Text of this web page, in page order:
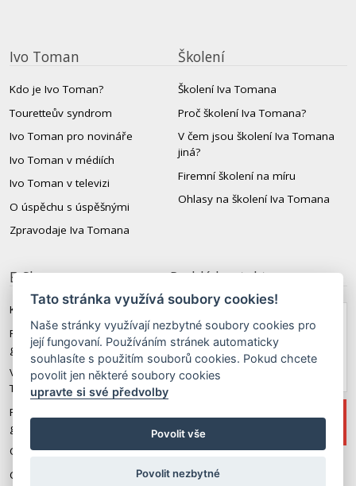
Ivo Toman
Kdo je Ivo Toman?
Touretteův syndrom
Ivo Toman pro novináře
Ivo Toman v médiích
Ivo Toman v televizi
O úspěchu s úspěšnými
Zpravodaje Iva Tomana
Školení
Školení Iva Tomana
Proč školení Iva Tomana?
V čem jsou školení Iva Tomana
jiná?
Firemní školení na míru
Ohlasy na školení Iva Tomana
E-Shop
Knihy a CD Iva Tomana
Revoluční angličtina 3.
generace
Video školení Iva
Tomana
Revoluční němčina 3.
generace
Obchodní podmínky
Ochrana osobních údajů
Rychlý kontakt
+420 603 579 174
taxus@taxus.cz
Upravit předvolby Cookies
Tato stránka využívá soubory cookies!
Naše stránky využívají nezbytné soubory cookies pro
její fungovaní. Používáním stránek automaticky
souhlasíte s použitím souborů cookies. Pokud chcete
povolit jen některé soubory cookies
upravte si své předvolby
Povolit vše
Povolit nezbytné